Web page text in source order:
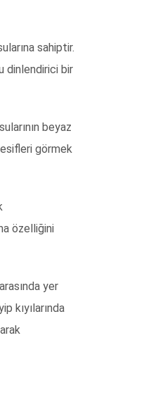
sahiptir.
dinlendirici bir
beyaz
görmek
özelliğini
yer
kıyılarında